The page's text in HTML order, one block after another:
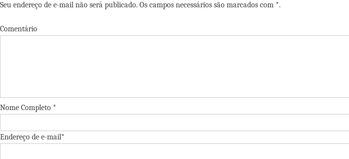
Seu endereço de e-mail não será publicado. Os campos necessários são marcados com *.
Comentário
Nome Completo *
Endereço de e-mail*